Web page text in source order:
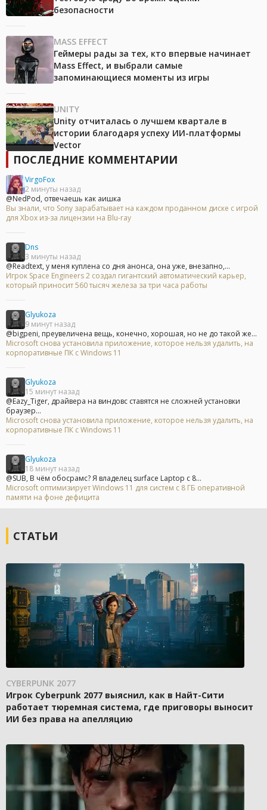
безопасности
MASS EFFECT
Геймеры рады за тех, кто впервые начинает
Mass Effect, и выбрали самые
запоминающиеся моменты из игры
UNITY
Unity отчиталась о лучшем квартале в
истории благодаря успеху ИИ-платформы
Vector
ПОСЛЕДНИЕ КОММЕНТАРИИ
VirgoFox
2 минуты назад
@NedPod, отвечаешь как аишка
Вы знали, что Sony зарабатывает на каждом проданном диске с игрой
для Xbox из-за лицензии на Blu-ray
Dns
3 минуты назад
@Readtext, у меня куплена со дня анонса, она уже, внезапно,...
Игрок Space Engineers 2 создал гигантский автоматический карьер,
который приносит 560 тысяч железа за три часа работы
Glyukoza
9 минут назад
@bigpeni, преувеличена вещь, конечно, хорошая, но не до такой же...
Microsoft снова установила приложение, которое нельзя удалить, на
корпоративные ПК с Windows 11
Glyukoza
15 минут назад
@Eazy_Tiger, драйвера на виндовс ставятся не сложней установки
браузер...
Microsoft снова установила приложение, которое нельзя удалить, на
корпоративные ПК с Windows 11
Glyukoza
18 минут назад
@SUB, В чём обосрамс? Я владелец surface Laptop с 8...
Microsoft оптимизирует Windows 11 для систем с 8 ГБ оперативной
памяти на фоне дефицита
СТАТЬИ
CYBERPUNK 2077
Игрок Cyberpunk 2077 выяснил, как в Найт-Сити
работает тюремная система, где приговоры выносит
ИИ без права на апелляцию